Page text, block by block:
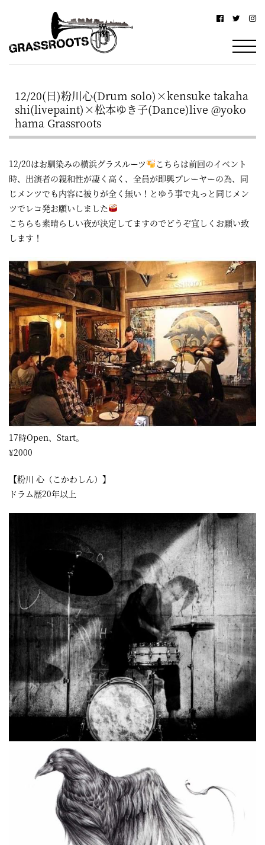
浜
グ
ス
ル
ツ
–
YOKOHAMA
Grassroots
–
駅
北
西
口
か
ら
徒
歩
約
3
分・
鶴
屋
町
に
あ
る
ダ
イ
ニ
ン
グ
バ
ー
12/20(日)粉川心(Drum solo)×kensuke takaha
shi(livepaint)×松本ゆき子(Dance)live @yoko
hama Grassroots
12/20はお馴染みの横浜グラスルーツ
こちらは前回のイベント
時、出演者の親和性が凄く高く、全員が即興プレーヤーの為、同
じメンツでも内容に被りが全く無い！とゆう事で丸っと同じメン
ツでレコ発お願いしました
こちらも素晴らしい夜が決定してますのでどうぞ宜しくお願い致
します！
17時Open、Start。
¥2000
【粉川 心（こかわしん）】
ドラム歴20年以上